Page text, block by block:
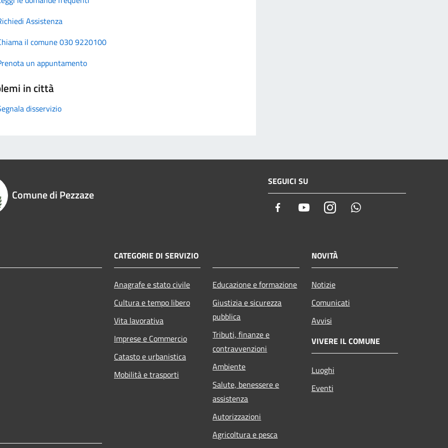
Assistenza
il comune 030 9220100
un appuntamento
in città
disservizio
Comune di Pezzaze
SEGUICI SU
Facebook YoutubeInstagram
CATEGORIE DI SERVIZIO
Anagrafe e stato civile
Cultura e tempo libero
Vita lavorativa
Imprese e Commercio
Catasto e urbanistica
Mobilità e trasporti
Educazione e formazione
Giustizia e sicurezza
pubblica
Tributi, finanze e
contravvenzioni
Ambiente
Salute, benessere e
assistenza
Autorizzazioni
Agricoltura e pesca
NOVITÀ
Notizie
Comunicati
Avvisi
VIVERE IL COMUNE
Luoghi
Eventi